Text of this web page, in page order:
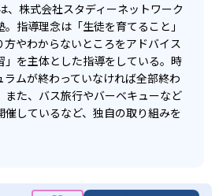
、株式会社スタディーネットワーク
指導理念は「生徒を育てること」
方やわからないところをアドバイス
」を主体とした指導をしている。時
ラムが終わっていなければ全部終わ
また、バス旅行やバーベキューなど
催しているなど、独自の取り組みを